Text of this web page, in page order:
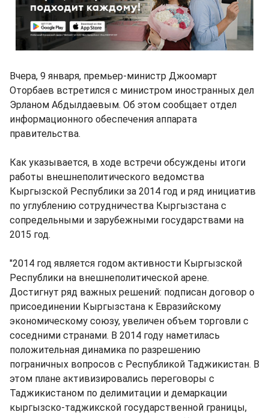
Вчера, 9 января, премьер-министр Джоомарт
Оторбаев встретился с министром иностранных дел
Эрланом Абдылдаевым. Об этом сообщает отдел
информационного обеспечения аппарата
правительства.
Как указывается, в ходе встречи обсуждены итоги
работы внешнеполитического ведомства
Кыргызской Республики за 2014 год и ряд инициатив
по углублению сотрудничества Кыргызстана с
сопредельными и зарубежными государствами на
2015 год.
"2014 год является годом активности Кыргызской
Республики на внешнеполитической арене.
Достигнут ряд важных решений: подписан договор о
присоединении Кыргызстана к Евразийскому
экономическому союзу, увеличен объем торговли с
соседними странами. В 2014 году наметилась
положительная динамика по разрешению
пограничных вопросов с Республикой Таджикистан. В
этом плане активизировались переговоры с
Таджикистаном по делимитации и демаркации
кыргызско-таджикской государственной границы,